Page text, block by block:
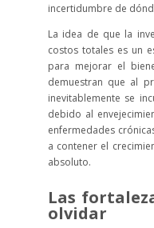
incertidumbre de
La idea de que la
costos totales es un
para mejorar el
demuestran que al
inevitablemente se
debido al
enfermedades
a contener el
absoluto.
Las
olvidar